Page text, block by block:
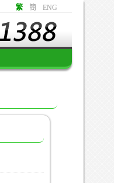
繁 簡 ENG